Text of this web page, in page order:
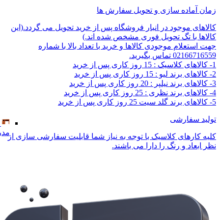
جهت استعلام موجودی کالاها و خرید با تعداد بالا با شماره
02166716559 تماس بگیرید.